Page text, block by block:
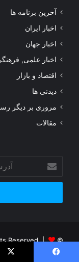
آخرین برنامه ها
اخبار ایران
اخبار جهان
اخبار علمی,
اقتصاد و بازار
دیدنی ها
مروری بر دیگر
مقالات
ایمیل
خود
وارد
© Copyright 2026, Channel One HD, All Rights Reserved |
Hosted by CWS